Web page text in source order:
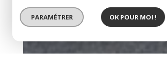
PARAMÉTRER OK POUR MOI !